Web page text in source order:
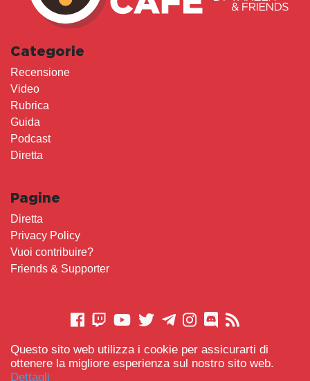
Questo sito web utilizza i cookie per assicurarti di
ottenere la migliore esperienza sul nostro sito web.
Dettagli
Categorie
Recensione
Video
Rubrica
Guida
Podcast
Diretta
Pagine
Diretta
Privacy Policy
Vuoi contribuire?
Friends & Supporter
CONTATTACI